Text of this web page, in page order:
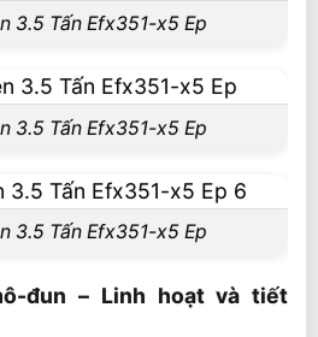
3.5 Tấn Efx351-x5 Ep
3.5 Tấn Efx351-x5 Ep
3.5 Tấn Efx351-x5 Ep
đun – Linh hoạt và tiết